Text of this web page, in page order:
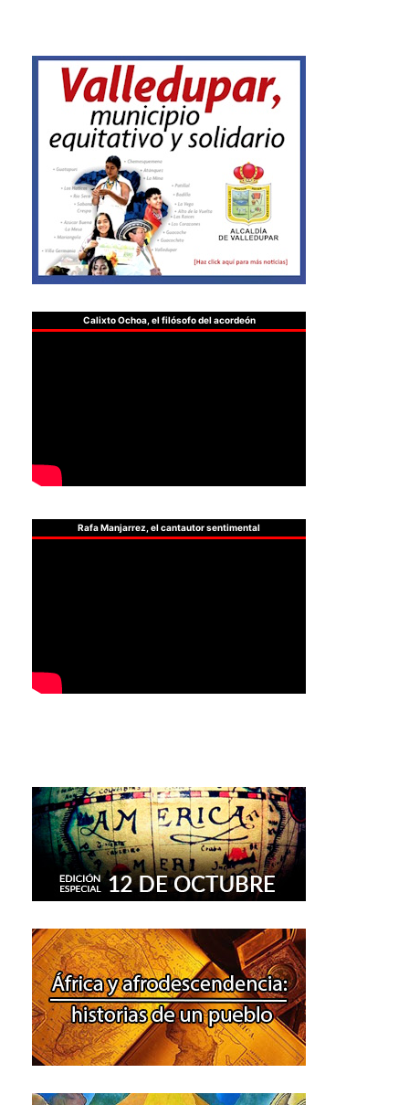
Calixto Ochoa, el filósofo del acordeón
Rafa Manjarrez, el cantautor sentimental